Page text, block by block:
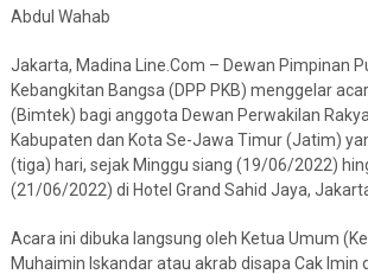
Abdul Wahab
Jakarta, Madina Line.Com – Dewan Pimpinan
Kebangkitan Bangsa (DPP PKB) menggelar
(Bimtek) bagi anggota Dewan Perwakilan
Kabupaten dan Kota Se-Jawa Timur (Jatim)
(tiga) hari, sejak Minggu siang (19/06/2022)
(21/06/2022) di Hotel Grand Sahid Jaya,
Acara ini dibuka langsung oleh Ketua Umum
Muhaimin Iskandar atau akrab disapa Cak Imin